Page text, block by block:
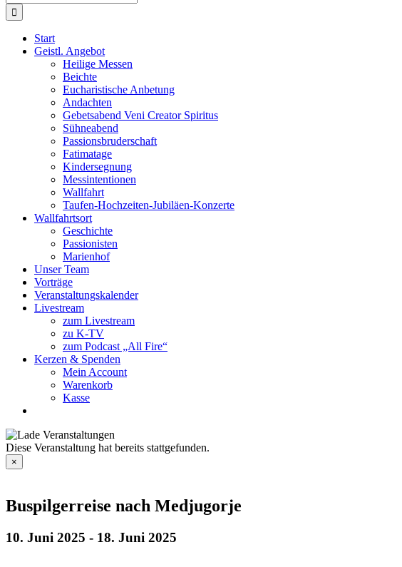
nach:
Start
Geistl. Angebot
Heilige Messen
Beichte
Eucharistische Anbetung
Andachten
Gebetsabend Veni Creator Spiritus
Sühneabend
Passionsbruderschaft
Fatimatage
Kindersegnung
Messintentionen
Wallfahrt
Taufen-Hochzeiten-Jubiläen-Konzerte
Wallfahrtsort
Geschichte
Passionisten
Marienhof
Unser Team
Vorträge
Veranstaltungskalender
Livestream
zum Livestream
zu K-TV
zum Podcast „All Fire“
Kerzen & Spenden
Mein Account
Warenkorb
Kasse
Diese Veranstaltung hat bereits stattgefunden.
×
Buspilgerreise nach Medjugorje
10. Juni 2025 - 18. Juni 2025